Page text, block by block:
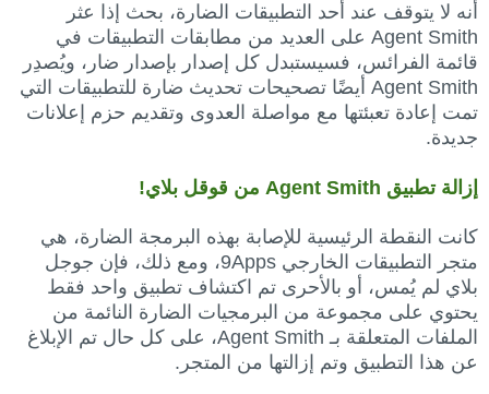
أنه لا يتوقف عند أحد التطبيقات الضارة، بحث إذا عثر
Agent Smith على العديد من مطابقات التطبيقات في
قائمة الفرائس، فسيستبدل كل إصدار بإصدار ضار، ويُصدِر
Agent Smith أيضًا تصحيحات تحديث ضارة للتطبيقات التي
تمت إعادة تعبئتها مع مواصلة العدوى وتقديم حزم إعلانات
جديدة.
إزالة تطبيق Agent Smith من قوقل بلاي!
كانت النقطة الرئيسية للإصابة بهذه البرمجة الضارة، هي
متجر التطبيقات الخارجي 9Apps، ومع ذلك، فإن جوجل
بلاي لم يُمس، أو بالأحرى تم اكتشاف تطبيق واحد فقط
يحتوي على مجموعة من البرمجيات الضارة النائمة من
الملفات المتعلقة بـ Agent Smith، على كل حال تم الإبلاغ
عن هذا التطبيق وتم إزالتها من المتجر.